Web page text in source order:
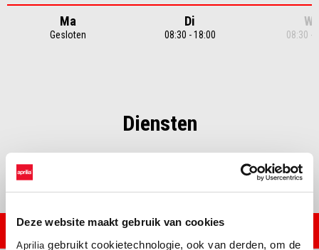
Deze website maakt gebruik van cookies
Aprilia gebruikt cookietechnologie, ook van derden, om de
Ma
Gesloten
Di
08:30 - 18:00
Wo
08:30 -
Diensten
CONTACT WERKPLAATS